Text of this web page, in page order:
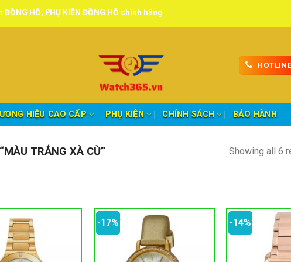
PHỤ KIỆN ĐỒNG HỒ chính hãng, tuyển đại lý, CTV giao hàng toàn quốc.
HIỆU CAO CẤP PHỤ KIỆN CHÍNH SÁCH BẢO HÀNH
TRẮNG XÀ CỪ” Showing all 6
giá
-17% -14%